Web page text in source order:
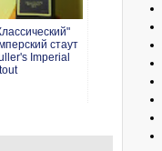
стаут
Imperial